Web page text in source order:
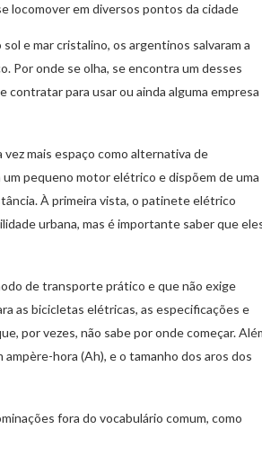
locomover em diversos pontos da cidade
e mar cristalino, os argentinos salvaram a
Por onde se olha, se encontra um desses
contratar para usar ou ainda alguma empresa
mais espaço como alternativa de
um pequeno motor elétrico e dispõem de uma
À primeira vista, o patinete elétrico
urbana, mas é importante saber que
de transporte prático e que não exige
as bicicletas elétricas, as especificações e
por vezes, não sabe por onde começar.
hora (Ah), e o tamanho dos aros dos
fora do vocabulário comum, como